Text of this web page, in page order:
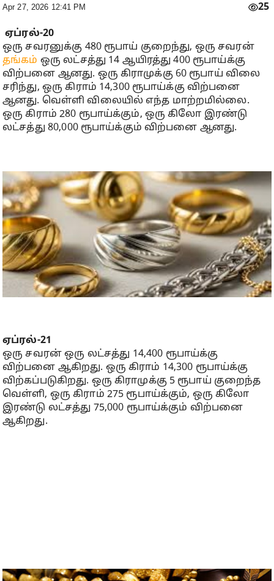
Apr 27, 2026 12:41 PM 25
ஏப்ரல்-20
ஒரு சவரனுக்கு 480 ரூபாய் குறைந்து, ஒரு சவரன்
தங்கம் ஒரு லட்சத்து 14 ஆயிரத்து 400 ரூபாய்க்கு
விற்பனை ஆனது. ஒரு கிராமுக்கு 60 ரூபாய் விலை
சரிந்து, ஒரு கிராம் 14,300 ரூபாய்க்கு விற்பனை
ஆனது. வெள்ளி விலையில் எந்த மாற்றமில்லை.
ஒரு கிராம் 280 ரூபாய்க்கும், ஒரு கிலோ இரண்டு
லட்சத்து 80,000 ரூபாய்க்கும் விற்பனை ஆனது.
ஏப்ரல்-21
ஒரு சவரன் ஒரு லட்சத்து 14,400 ரூபாய்க்கு
விற்பனை ஆகிறது. ஒரு கிராம் 14,300 ரூபாய்க்கு
விற்கப்படுகிறது. ஒரு கிராமுக்கு 5 ரூபாய் குறைந்த
வெள்ளி, ஒரு கிராம் 275 ரூபாய்க்கும், ஒரு கிலோ
இரண்டு லட்சத்து 75,000 ரூபாய்க்கும் விற்பனை
ஆகிறது.